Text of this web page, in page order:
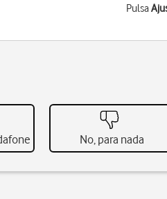
Pulsa
No, para nada